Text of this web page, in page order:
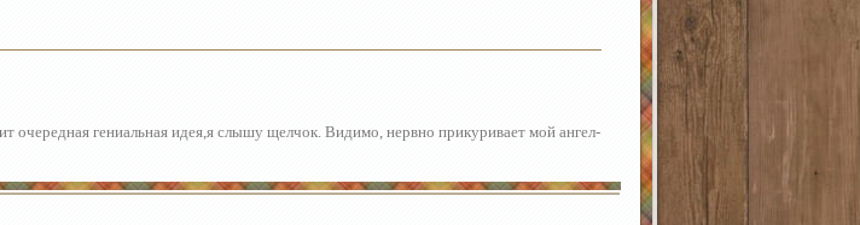
очередная гениальная идея,я слышу щелчок. Видимо, нервно прикуривает мой ангел-